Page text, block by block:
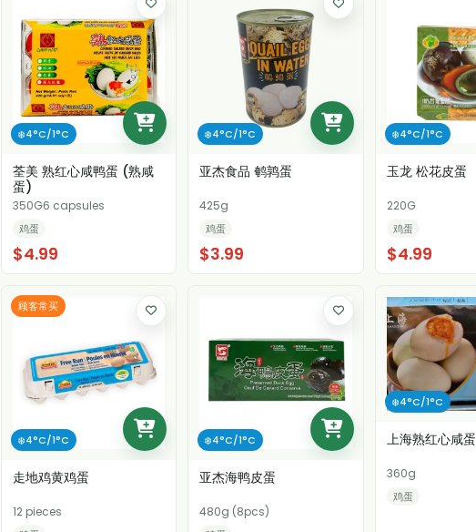
❄️4°C/1°C
荃美 熟红心咸鸭蛋 (熟咸
蛋)
350G6 capsules
鸡蛋
$4.99
❄️4°C/1°C
亚杰食品 鹌鹑蛋
425g
鸡蛋
$3.99
❄️4°C/1°C
玉龙 松花皮蛋
220G
鸡蛋
$4.99
顾客常买
❄️4°C/1°C
走地鸡黄鸡蛋
12 pieces
❄️4°C/1°C
亚杰海鸭皮蛋
480g (8pcs)
❄️4°C/1°C
上海熟红心咸蛋
360g
鸡蛋